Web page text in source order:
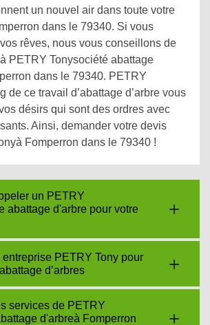
un nouvel air dans toute votre
dans le 79340. Si vous
rêves, nous vous conseillons de
PETRY Tonysociété abattage
dans le 79340. PETRY
de ce travail d’abattage d’arbre vous
désirs qui sont des ordres avec
Ainsi, demander votre devis
Fomperron dans le 79340 !
un PETRY
abattage d'arbre pour votre
entreprise PETRY Tony pour
d’arbres
services de PETRY
d'arbreà Fomperron